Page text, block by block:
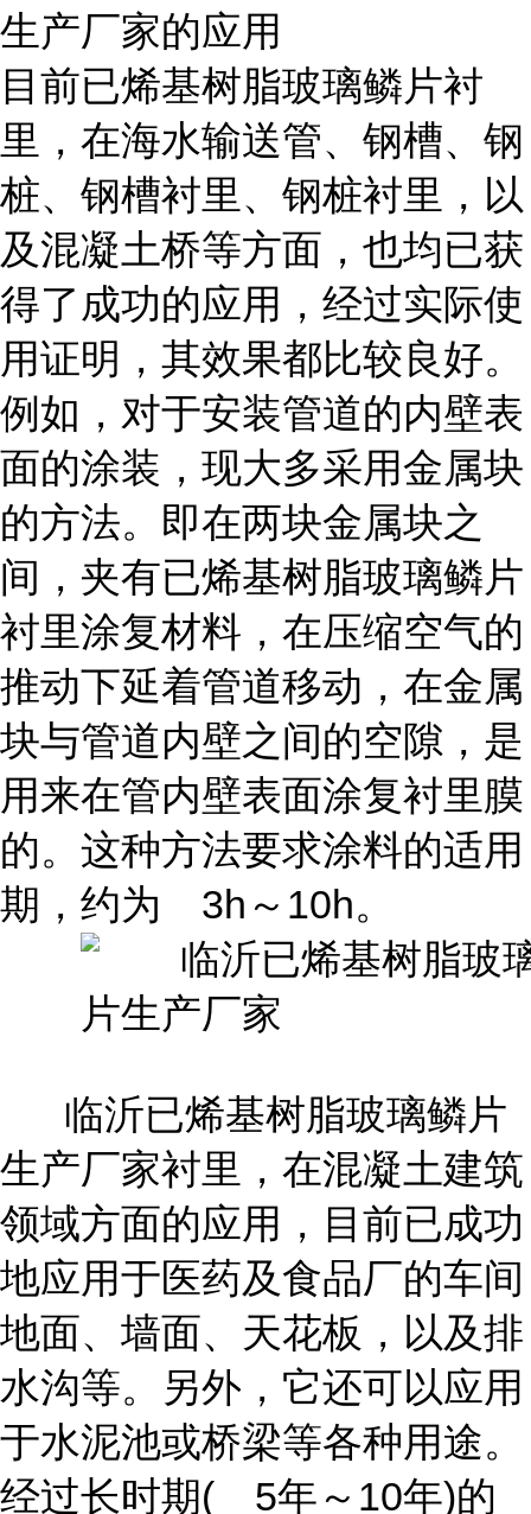
生产厂家的应用
目前已烯基树脂玻璃鳞片衬
里，在海水输送管、钢槽、钢
桩、钢槽衬里、钢桩衬里，以
及混凝土桥等方面，也均已获
得了成功的应用，经过实际使
用证明，其效果都比较良好。
例如，对于安装管道的内壁表
面的涂装，现大多采用金属块
的方法。即在两块金属块之
间，夹有已烯基树脂玻璃鳞片
衬里涂复材料，在压缩空气的
推动下延着管道移动，在金属
块与管道内壁之间的空隙，是
用来在管内壁表面涂复衬里膜
的。这种方法要求涂料的适用
期，约为 3h～10h。
临沂已烯基树脂玻璃鳞片
生产厂家衬里，在混凝土建筑
领域方面的应用，目前已成功
地应用于医药及食品厂的车间
地面、墙面、天花板，以及排
水沟等。另外，它还可以应用
于水泥池或桥梁等各种用途。
经过长时期( 5年～10年)的